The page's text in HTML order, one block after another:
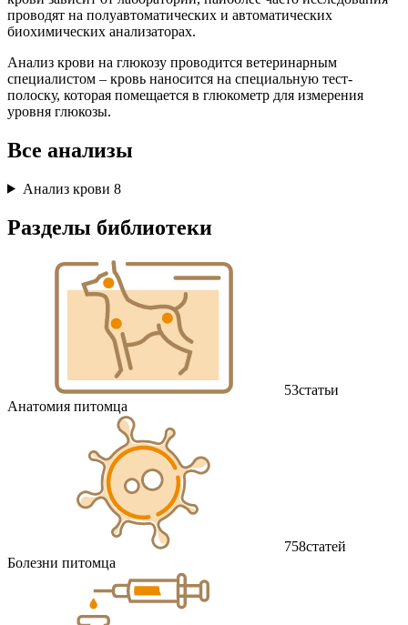
проводят на полуавтоматических и автоматических
биохимических анализаторах.
Анализ крови на глюкозу проводится ветеринарным
специалистом – кровь наносится на специальную тест-
полоску, которая помещается в глюкометр для измерения
уровня глюкозы.
Все анализы
Анализ крови 8
Разделы библиотеки
53статьи
Анатомия питомца
758статей
Болезни питомца